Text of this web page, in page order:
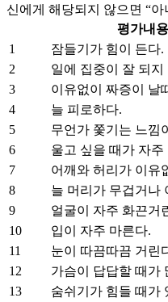
신에게 해당되지 않으면 “
평가내용
1
잠들기가 힘이 든다.
2
일에 집중이 잘 되지
3
이유없이 짜증이 날
4
늘 피로하다.
5
무언가 쫓기는 느낌
6
울고 싶을 때가 자주
7
어깨와 허리가 이유
8
늘 머리가 무겁거나
9
얼굴이 자주 화끈거
10
입이 자주 마른다.
11
눈이 따끔따끔 거린
12
가슴이 답답할 때가
13
숨쉬기가 힘들 때가